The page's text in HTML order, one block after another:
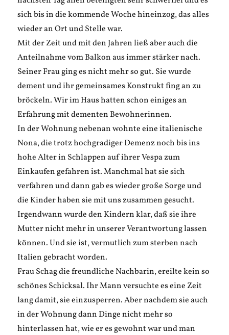
sich bis in die kommende Woche hineinzog, das alles
wieder an Ort und Stelle war.
Mit der Zeit und mit den Jahren ließ aber auch die
Anteilnahme vom Balkon aus immer stärker nach.
Seiner Frau ging es nicht mehr so gut. Sie wurde
dement und ihr gemeinsames Konstrukt fing an zu
bröckeln. Wir im Haus hatten schon einiges an
Erfahrung mit dementen Bewohnerinnen.
In der Wohnung nebenan wohnte eine italienische
Nona, die trotz hochgradiger Demenz noch bis ins
hohe Alter in Schlappen auf ihrer Vespa zum
Einkaufen gefahren ist. Manchmal hat sie sich
verfahren und dann gab es wieder große Sorge und
die Kinder haben sie mit uns zusammen gesucht.
Irgendwann wurde den Kindern klar, daß sie ihre
Mutter nicht mehr in unserer Verantwortung lassen
können. Und sie ist, vermutlich zum sterben nach
Italien gebracht worden.
Frau Schag die freundliche Nachbarin, ereilte kein so
schönes Schicksal. Ihr Mann versuchte es eine Zeit
lang damit, sie einzusperren. Aber nachdem sie auch
in der Wohnung dann Dinge nicht mehr so
hinterlassen hat, wie er es gewohnt war und man